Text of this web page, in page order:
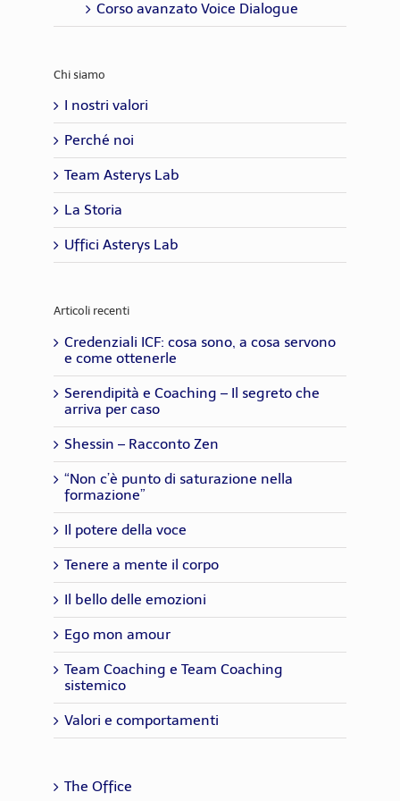
Corso avanzato Voice Dialogue
Chi siamo
I nostri valori
Perché noi
Team Asterys Lab
La Storia
Uffici Asterys Lab
Articoli recenti
Credenziali ICF: cosa sono, a cosa servono
e come ottenerle
Serendipità e Coaching – Il segreto che
arriva per caso
Shessin – Racconto Zen
“Non c’è punto di saturazione nella
formazione”
Il potere della voce
Tenere a mente il corpo
Il bello delle emozioni
Ego mon amour
Team Coaching e Team Coaching
sistemico
Valori e comportamenti
The Office